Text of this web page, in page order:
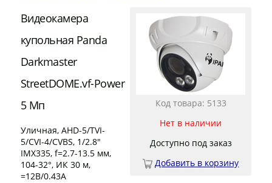
Код товара: 5133
Нет в наличии
Доступно под заказ
Добавить в корзину
Видеокамера
купольная Panda
Darkmaster
StreetDOME.vf-Power
5 Мп
Уличная, AHD-5/TVI-
5/CVI-4/CVBS, 1/2.8"
IMX335, f=2.7-13.5 мм,
104-32°, ИК 30 м,
=12В/0.43А